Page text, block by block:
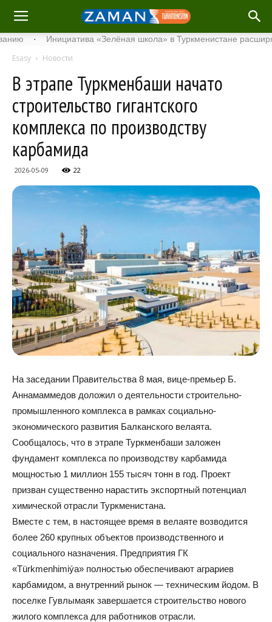
· Инициатива «Зелёная школа» в Туркменистане расширяет
Esasy Новости
В этрапе Туркменбаши начато
строительство гигантского
комплекса по производству
карбамида
2026-05-09 22
На заседании Правительства 8 мая, вице-премьер Б.
Аннамаммедов доложил о деятельности строительно-
промышленного комплекса в рамках социально-
экономического развития Балканского велаята.
Сообщалось, что в этрапе Туркменбаши заложен
фундамент комплекса по производству карбамида
мощностью 1 миллион 155 тысяч тонн в год. Проект
призван существенно нарастить экспортный потенциал
химической отрасли Туркменистана.
Вместе с тем, в настоящее время в велаяте возводится
более 260 крупных объектов производственного и
социального назначения. Предприятия ГК
«Türkmenhimiýa» полностью обеспечивают аграриев
карбамидом, а внутренний рынок — техническим йодом. В
поселке Гувлымаяк завершается строительство нового
жилого комплекса для работников отрасли.